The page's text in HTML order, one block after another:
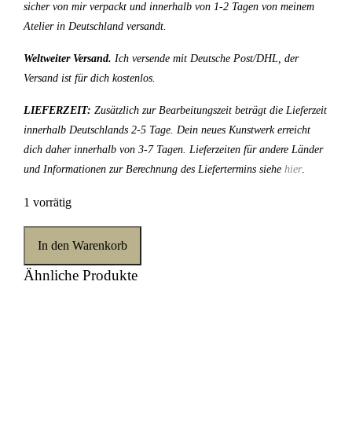
sicher von mir verpackt und innerhalb von 1-2 Tagen von meinem
Atelier in Deutschland versandt.
Weltweiter Versand. Ich versende mit Deutsche Post/DHL, der
Versand ist für dich kostenlos.
LIEFERZEIT: Zusätzlich zur Bearbeitungszeit beträgt die Lieferzeit
innerhalb Deutschlands 2-5 Tage. Dein neues Kunstwerk erreicht
dich daher innerhalb von 3-7 Tagen. Lieferzeiten für andere Länder
und Informationen zur Berechnung des Liefertermins siehe hier.
1 vorrätig
In den Warenkorb
Ähnliche Produkte